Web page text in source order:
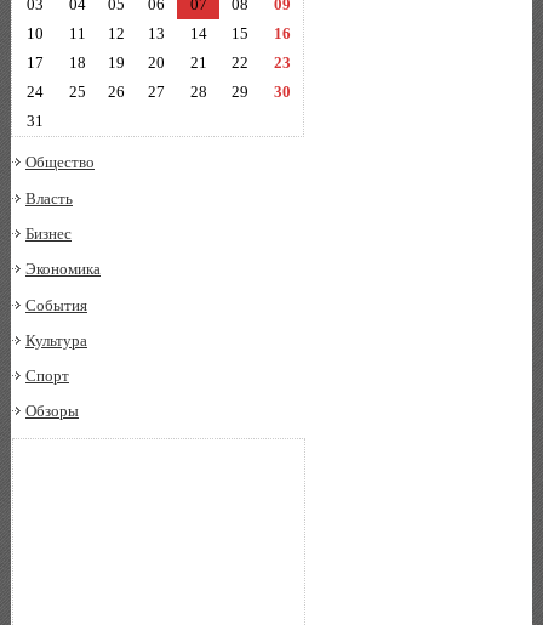
03
04 05 06 07 08
09
10
11 12 13 14 15
16
17
18 19 20 21 22
23
24
25 26 27 28 29
30
31
Общество
Власть
Бизнес
Экономика
События
Культура
Спорт
Обзоры